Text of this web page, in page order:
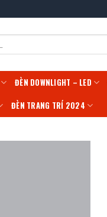
ĐÈN DOWNLIGHT – LED
ĐÈN TRANG TRÍ 2024